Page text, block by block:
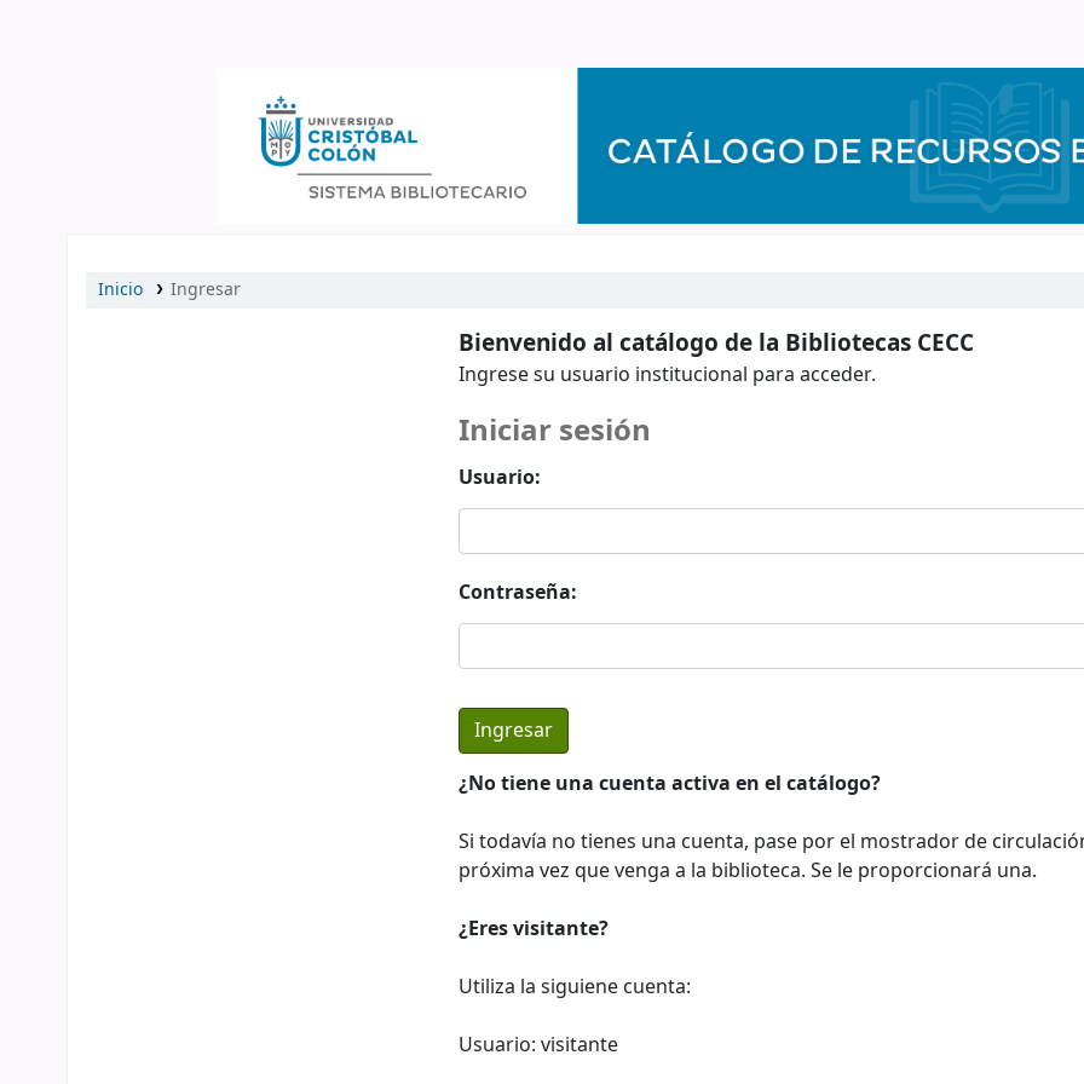
Inicio Ingresar
Bienvenido al catálogo de la Bibliotecas CECC
Ingrese su usuario institucional para acceder.
Iniciar sesión
Usuario:
Contraseña:
¿No tiene una cuenta activa en el catálogo?
Si todavía no tienes una cuenta, pase por el mostrador de
próxima vez que venga a la biblioteca. Se le proporcionará una.
¿Eres visitante?
Utiliza la siguiene cuenta:
Usuario: visitante